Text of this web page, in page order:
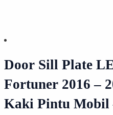
Door Sill Plate
Fortuner 2016 –
Kaki Pintu Mobil
Paramount
quantity